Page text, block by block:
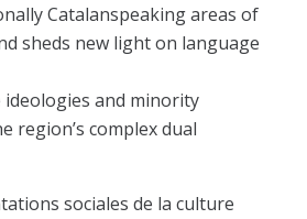
Catalanspeaking areas of
sheds new light on language
and minority
region’s complex dual
sociales de la culture